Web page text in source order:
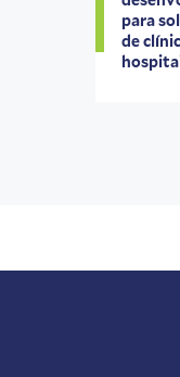
para
de